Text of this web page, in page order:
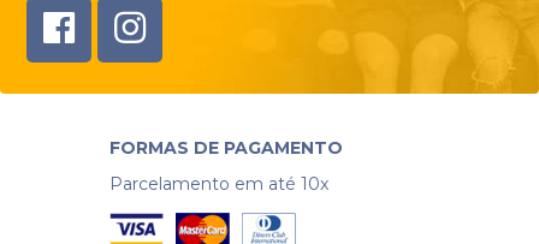
FORMAS DE PAGAMENTO
Parcelamento em até 10x